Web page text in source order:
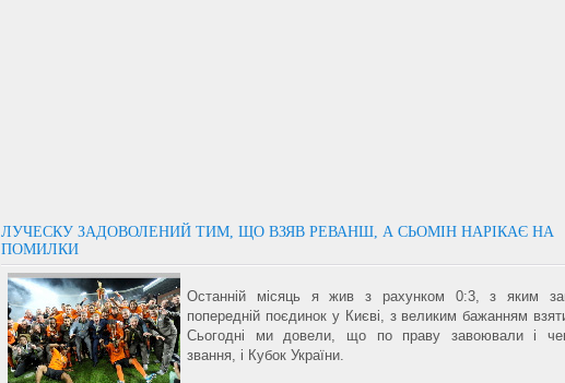
ЛУЧЕСКУ ЗАДОВОЛЕНИЙ ТИМ, ЩО ВЗЯВ РЕВАНШ, А СЬОМІН НАРІКАЄ НА
ПОМИЛКИ
Останній місяць я жив з рахунком 0:3, з яким
попередній поєдинок у Києві, з великим бажанням
Сьогодні ми довели, що по праву завоювали і
звання, і Кубок України.